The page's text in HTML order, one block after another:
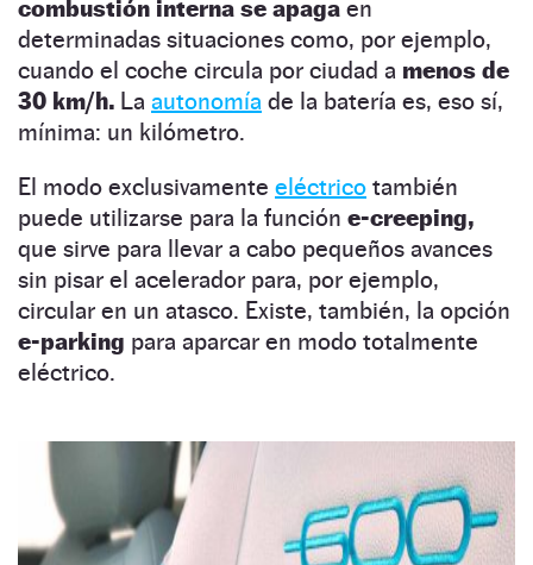
combustión interna se apaga en
determinadas situaciones como, por ejemplo,
cuando el coche circula por ciudad a menos de
30 km/h. La autonomía de la batería es, eso sí,
mínima: un kilómetro.
El modo exclusivamente eléctrico también
puede utilizarse para la función e-creeping,
que sirve para llevar a cabo pequeños avances
sin pisar el acelerador para, por ejemplo,
circular en un atasco. Existe, también, la opción
e-parking para aparcar en modo totalmente
eléctrico.